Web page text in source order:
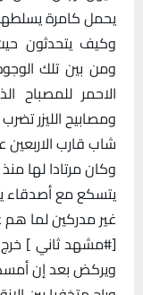
يحمل كامرة
وكيف يتحدثون
ومن بين تلك
الاحمر للمصباح
ومصابيح الليزر
شاب قارب
وكان مرتادا لها
يتسكع مع أصدقاء
غير مدركين لما
[#مشهد ثاني ] خرج
ويركض بعد إن